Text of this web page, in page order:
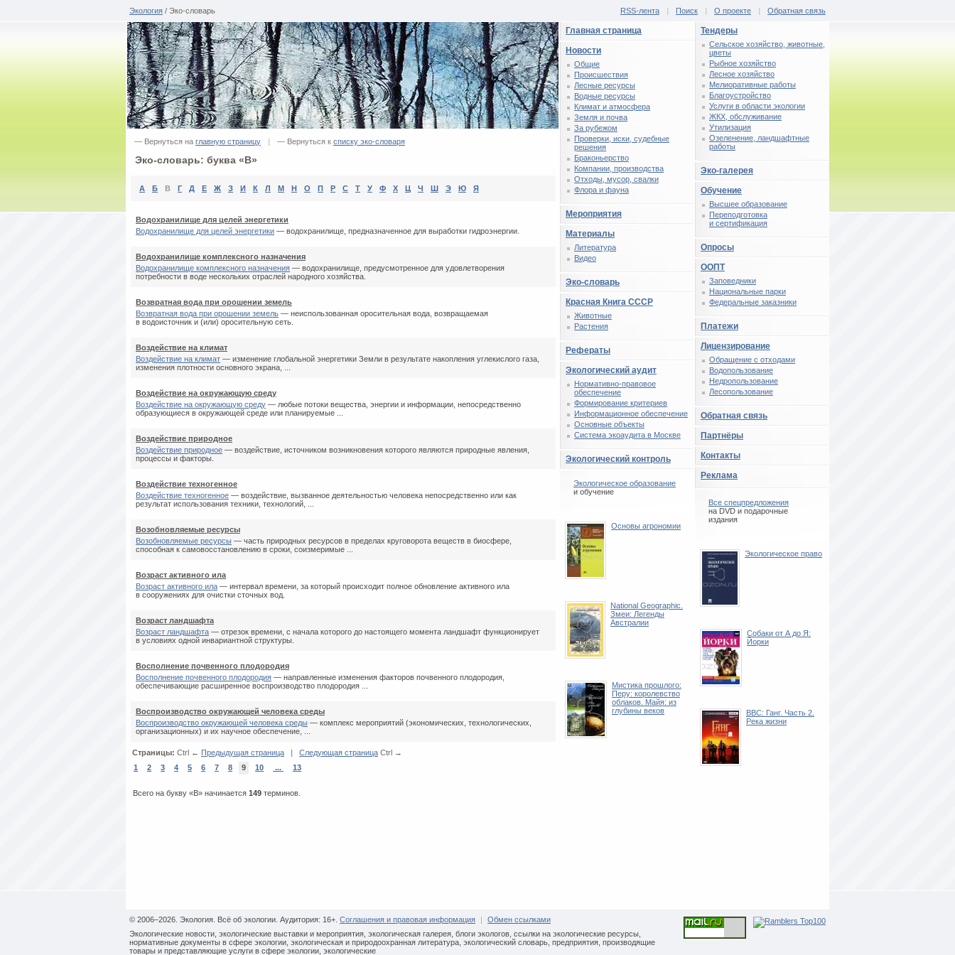
Экология / Эко-словарь RSS-лента | Поиск | О проекте | Обратная связь
— Вернуться на главную страницу | — Вернуться к списку эко-словаря
Эко-словарь: буква «В»
А Б В Г Д Е Ж З И К Л М Н О П Р С Т У Ф Х Ц Ч Ш Э Ю Я
Водохранилище для целей энергетики
Водохранилище для целей энергетики — водохранилище, предназначенное для выработки гидроэнергии.
Водохранилище комплексного назначения
Водохранилище комплексного назначения — водохранилище, предусмотренное для удовлетворения
потребности в воде нескольких отраслей народного хозяйства.
Возвратная вода при орошении земель
Возвратная вода при орошении земель — неиспользованная оросительная вода, возвращаемая
в водоисточник и (или) оросительную сеть.
Воздействие на климат
Воздействие на климат — изменение глобальной энергетики Земли в результате накопления углекислого газа,
изменения плотности основного экрана, ...
Воздействие на окружающую среду
Воздействие на окружающую среду — любые потоки вещества, энергии и информации, непосредственно
образующиеся в окружающей среде или планируемые ...
Воздействие природное
Воздействие природное — воздействие, источником возникновения которого являются природные явления,
процессы и факторы.
Воздействие техногенное
Воздействие техногенное — воздействие, вызванное деятельностью человека непосредственно или как
результат использования техники, технологий, ...
Возобновляемые ресурсы
Возобновляемые ресурсы — часть природных ресурсов в пределах круговорота веществ в биосфере,
способная к самовосстановлению в сроки, соизмеримые ...
Возраст активного ила
Возраст активного ила — интервал времени, за который происходит полное обновление активного ила
в сооружениях для очистки сточных вод.
Возраст ландшафта
Возраст ландшафта — отрезок времени, с начала которого до настоящего момента ландшафт функционирует
в условиях одной инвариантной структуры.
Восполнение почвенного плодородия
Восполнение почвенного плодородия — направленные изменения факторов почвенного плодородия,
обеспечивающие расширенное воспроизводство плодородия ...
Воспроизводство окружающей человека среды
Воспроизводство окружающей человека среды — комплекс мероприятий (экономических, технологических,
организационных) и их научное обеспечение, ...
Страницы: Ctrl ← Предыдущая страница | Следующая страница Ctrl →
1
2 3 4 5 6 7 8 9 10 ... 13
Всего на букву «В» начинается 149 терминов.
Тендеры
Сельское хозяйство, животные,
цветы
Рыбное хозяйство
Лесное хозяйство
Мелиоративные работы
Благоустройство
Услуги в области экологии
ЖКХ, обслуживание
Утилизация
Озеленение, ландшафтные
работы
Эко-галерея
Обучение
Высшее образование
Переподготовка
и сертификация
Опросы
ООПТ
Заповедники
Национальные парки
Федеральные заказники
Платежи
Лицензирование
Обращение с отходами
Водопользование
Недропользование
Лесопользование
Обратная связь
Партнёры
Контакты
Реклама
Все спецпредложения
на DVD и подарочные
издания
Экологическое право
Собаки от А до Я:
Йорки
BBC: Ганг. Часть 2.
Река жизни
Главная страница
Новости
Общие
Происшествия
Лесные ресурсы
Водные ресурсы
Климат и атмосфера
Земля и почва
За рубежом
Проверки, иски, судебные
решения
Браконьерство
Компании, производства
Отходы, мусор, свалки
Флора и фауна
Мероприятия
Материалы
Литература
Видео
Эко-словарь
Красная Книга СССР
Животные
Растения
Рефераты
Экологический аудит
Нормативно-правовое
обеспечение
Формирование критериев
Информационное обеспечение
Основные объекты
Система экоаудита в Москве
Экологический контроль
Экологическое образование
и обучение
Основы агрономии
National Geographic.
Змеи: Легенды
Австралии
Мистика прошлого:
Перу: королевство
облаков. Майя: из
глубины веков
© 2006–2026. Экология. Всё об экологии. Аудитория: 16+. Соглашения и правовая информация |
Обмен ссылками
Экологические новости, экологические выставки и мероприятия, экологическая галерея, блоги экологов, ссылки на экологические ресурсы,
нормативные документы в сфере экологии, экологическая и природоохранная литература, экологический словарь, предприятия, производящие
товары и представляющие услуги в сфере экологии, экологические